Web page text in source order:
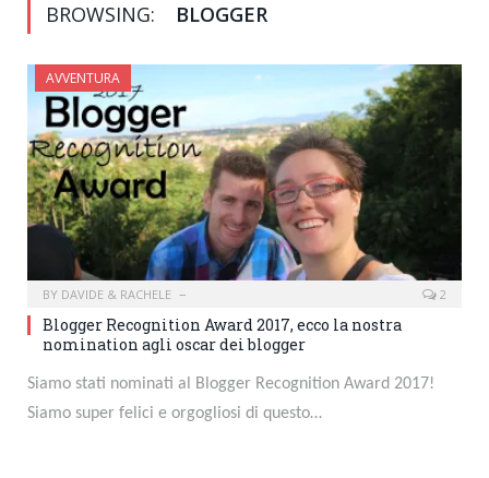
BROWSING: BLOGGER
AVVENTURA
BY DAVIDE & RACHELE 2
Blogger Recognition Award 2017, ecco la nostra
nomination agli oscar dei blogger
Siamo stati nominati al Blogger Recognition Award 2017!
Siamo super felici e orgogliosi di questo…